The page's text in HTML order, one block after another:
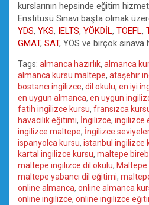
kurslarının hepsinde eğitim
Enstitüsü Sınavı başta olmak
YDS, YKS, IELTS, YÖKDİL, TOEFL,
GMAT, SAT, YÖS ve birçok sınava
Tags: almanca hazırlık, almanca
almanca kursu maltepe, ataşehir
bostancı ingilizce, dil okulu, en iyi
en uygun almanca, en uygun
fatih ingilizce kursu, fransızca
havacılık eğitimi, İngilizce, ingilizce
ingilizce maltepe, İngilizce
ispanyolca kursu, istanbul ingilizce
kartal ingilizce kursu, maltepe
maltepe ingilizce dil okulu,
maltepe yabancı dil eğitimi,
online almanca, online almanca
online ingilizce, online ingilizce